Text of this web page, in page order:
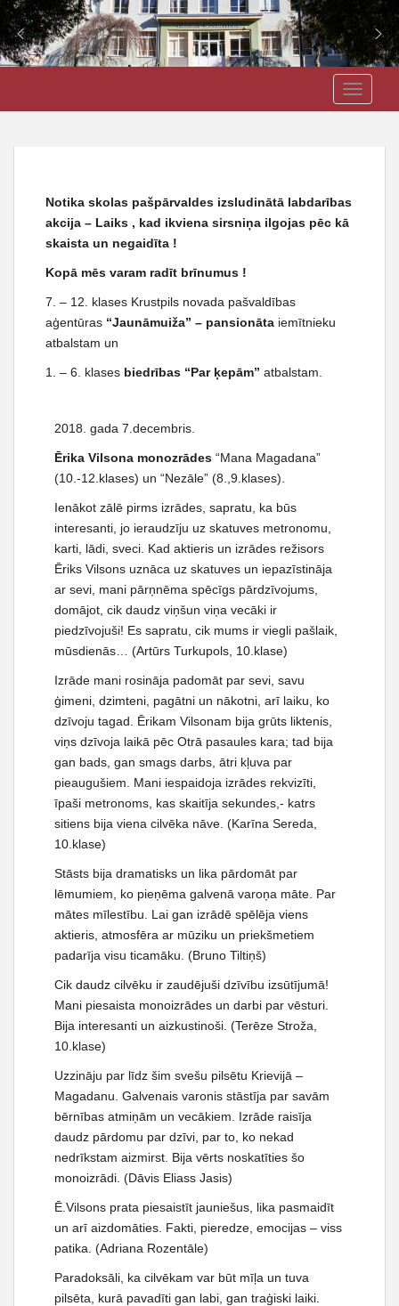
i
Notika skolas pašpārvaldes izsludinātā labdarības
akcija – Laiks , kad ikviena sirsniņa ilgojas pēc kā
skaista un negaidīta !
Kopā mēs varam radīt brīnumus !
7. – 12. klases Krustpils novada pašvaldības
aģentūras “Jaunāmuiža” – pansionāta iemītnieku
atbalstam un
1. – 6. klases biedrības “Par ķepām” atbalstam.
2018. gada 7.decembris.
Ērika Vilsona monozrādes “Mana Magadana”
(10.-12.klases) un “Nezāle” (8.,9.klases).
Ienākot zālē pirms izrādes, sapratu, ka būs
interesanti, jo ieraudzīju uz skatuves metronomu,
karti, lādi, sveci. Kad aktieris un izrādes režisors
Ēriks Vilsons uznāca uz skatuves un iepazīstināja
ar sevi, mani pārņnēma spēcīgs pārdzīvojums,
domājot, cik daudz viņšun viņa vecāki ir
piedzīvojuši! Es sapratu, cik mums ir viegli pašlaik,
mūsdienās… (Artūrs Turkupols, 10.klase)
Izrāde mani rosināja padomāt par sevi, savu
ģimeni, dzimteni, pagātni un nākotni, arī laiku, ko
dzīvoju tagad. Ērikam Vilsonam bija grūts liktenis,
viņs dzīvoja laikā pēc Otrā pasaules kara; tad bija
gan bads, gan smags darbs, ātri kļuva par
pieaugušiem. Mani iespaidoja izrādes rekvizīti,
īpaši metronoms, kas skaitīja sekundes,- katrs
sitiens bija viena cilvēka nāve. (Karīna Sereda,
10.klase)
Stāsts bija dramatisks un lika pārdomāt par
lēmumiem, ko pieņēma galvenā varoņa māte. Par
mātes mīlestību. Lai gan izrādē spēlēja viens
aktieris, atmosfēra ar mūziku un priekšmetiem
padarīja visu ticamāku. (Bruno Tiltiņš)
Cik daudz cilvēku ir zaudējuši dzīvību izsūtījumā!
Mani piesaista monoizrādes un darbi par vēsturi.
Bija interesanti un aizkustinoši. (Terēze Stroža,
10.klase)
Uzzināju par līdz šim svešu pilsētu Krievijā –
Magadanu. Galvenais varonis stāstīja par savām
bērnības atmiņām un vecākiem. Izrāde raisīja
daudz pārdomu par dzīvi, par to, ko nekad
nedrīkstam aizmirst. Bija vērts noskatīties šo
monoizrādi. (Dāvis Eliass Jasis)
Ē.Vilsons prata piesaistīt jauniešus, lika pasmaidīt
un arī aizdomāties. Fakti, pieredze, emocijas – viss
patika. (Adriana Rozentāle)
Paradoksāli, ka cilvēkam var būt mīļa un tuva
pilsēta, kurā pavadīti gan labi, gan traģiski laiki.